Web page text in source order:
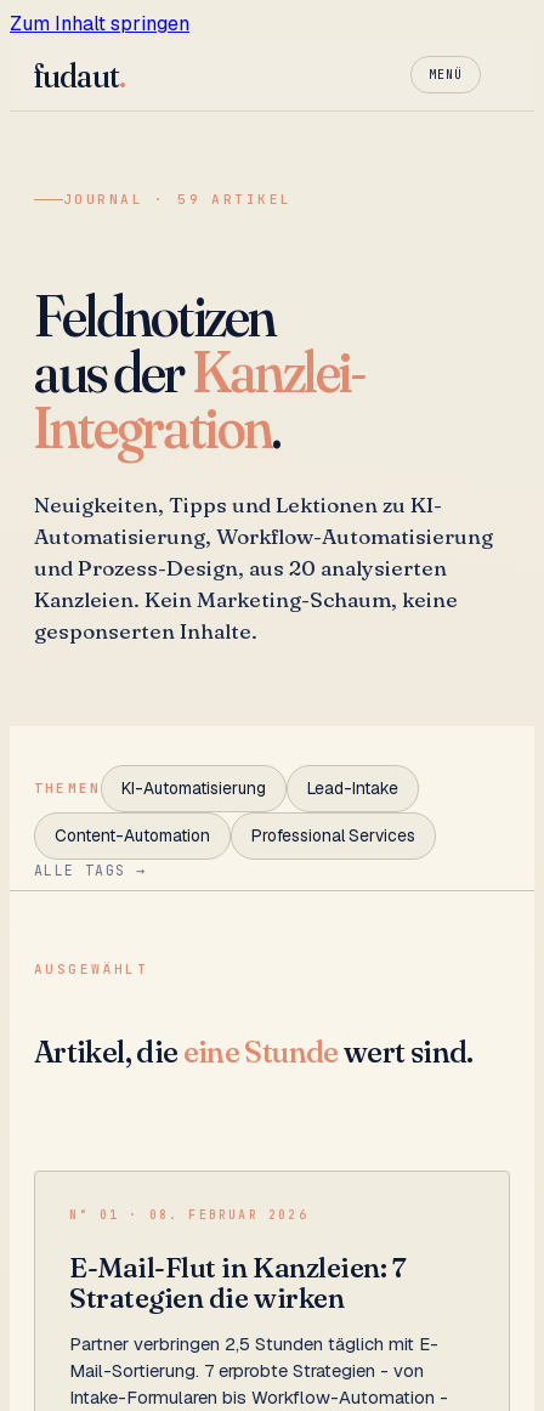
Zum Inhalt springen
fudaut. MENÜ
JOURNAL · 59 ARTIKEL
Feldnotizen
aus derKanzlei-
Integration.
Neuigkeiten, Tipps und Lektionen zu KI-
Automatisierung, Workflow-Automatisierung
und Prozess-Design, aus 20 analysierten
Kanzleien. Kein Marketing-Schaum, keine
gesponserten Inhalte.
THEMEN KI-Automatisierung Lead-Intake
Content-Automation Professional Services
ALLE TAGS →
AUSGEWÄHLT
Artikel, dieeine Stundewert sind.
N° 01 · 08. FEBRUAR 2026
E-Mail-Flut in Kanzleien: 7
Strategien die wirken
Partner verbringen 2,5 Stunden täglich mit E-
Mail-Sortierung. 7 erprobte Strategien - von
Intake-Formularen bis Workflow-Automation -